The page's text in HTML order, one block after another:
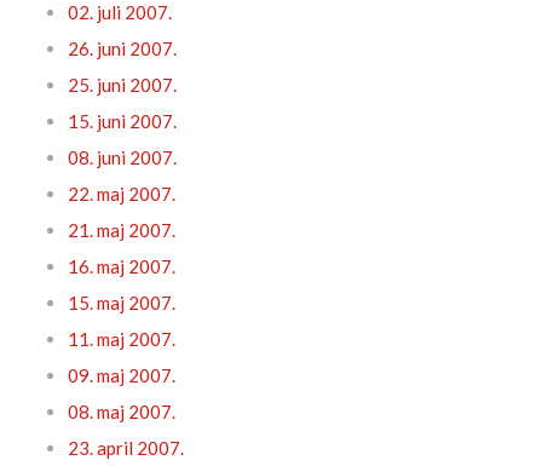
02. juli 2007.
26. juni 2007.
25. juni 2007.
15. juni 2007.
08. juni 2007.
22. maj 2007.
21. maj 2007.
16. maj 2007.
15. maj 2007.
11. maj 2007.
09. maj 2007.
08. maj 2007.
23. april 2007.